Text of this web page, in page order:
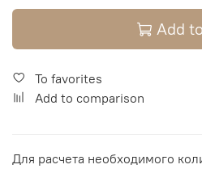
Add
To favorites
Add to comparison
Для расчета необходимого